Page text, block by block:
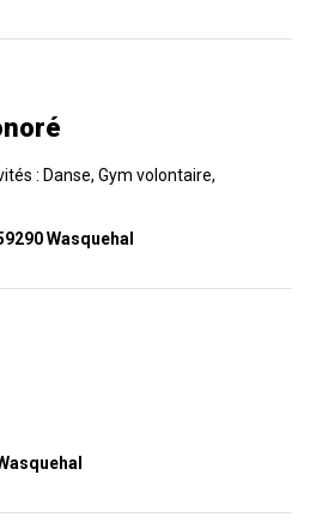
: Danse, Gym volontaire,
Wasquehal